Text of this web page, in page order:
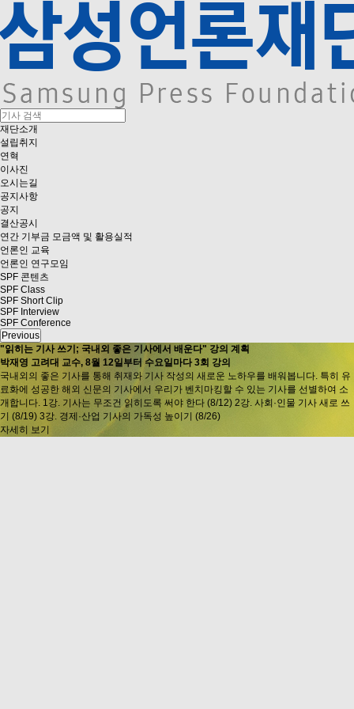
재단소개
설립취지
연혁
이사진
오시는길
공지사항
공지
결산공시
연간 기부금 모금액 및 활용실적
언론인 교육
언론인 연구모임
SPF 콘텐츠
SPF Class
SPF Short Clip
SPF Interview
SPF Conference
Previous
"읽히는 기사 쓰기; 국내외 좋은 기사에서 배운다" 강의 계획
박재영 고려대 교수, 8월 12일부터 수요일마다 3회 강의
국내외의 좋은 기사를 통해 취재와 기사 작성의 새로운 노하우를 배워봅니다. 특히 유
료화에 성공한 해외 신문의 기사에서 우리가 벤치마킹할 수 있는 기사를 선별하여 소
개합니다. 1강. 기사는 무조건 읽히도록 써야 한다 (8/12) 2강. 사회·인물 기사 새로 쓰
기 (8/19) 3강. 경제·산업 기사의 가독성 높이기 (8/26)
자세히 보기